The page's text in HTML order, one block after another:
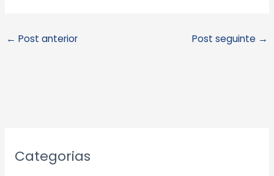
← Post anterior Post seguinte →
Categorias
r